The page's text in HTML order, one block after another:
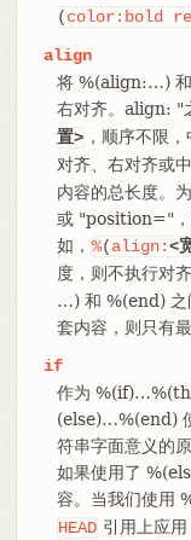
(color:bold
align
将 %(align:…​) 和
右对齐。align: "
置> ，顺序不限
对齐、右对齐或
内容的总长度。
或 "position="，
如， %(align:<
度，则不执行对
…​) 和 %(end) 之
套内容，则只有
if
作为
(else)…​%(end)
符串字面意义的
如果使用了
容。当我们使用
HEAD 引用上应用